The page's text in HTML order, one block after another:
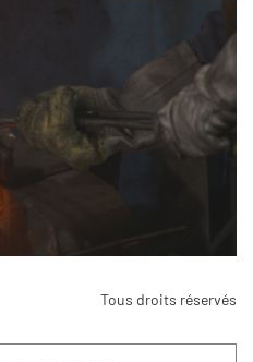
Tous droits réservés